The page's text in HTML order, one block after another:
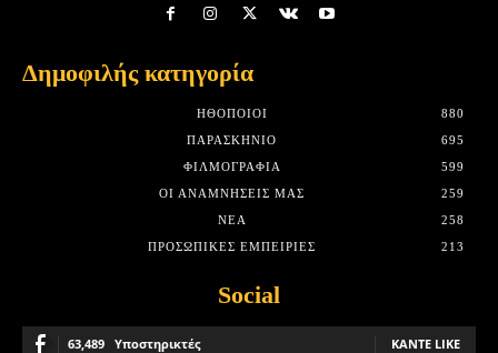
Δημοφιλής κατηγορία
HΘΟΠΟΙΟΊ
880
ΠΑΡΑΣΚΉΝΙΟ
695
ΦΙΛΜΟΓΡΑΦΊΑ
599
ΟΙ ΑΝΑΜΝΉΣΕΙΣ ΜΑΣ
259
ΝΈΑ
258
ΠΡΟΣΩΠΙΚΈΣ ΕΜΠΕΙΡΊΕΣ
213
Social
63,489 Υποστηρικτές ΚΆΝΤΕ LIKE